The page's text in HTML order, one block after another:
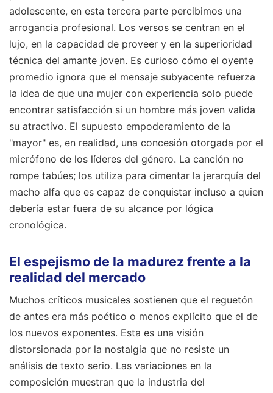
adolescente, en esta tercera parte percibimos una
arrogancia profesional. Los versos se centran en el
lujo, en la capacidad de proveer y en la superioridad
técnica del amante joven. Es curioso cómo el oyente
promedio ignora que el mensaje subyacente refuerza
la idea de que una mujer con experiencia solo puede
encontrar satisfacción si un hombre más joven valida
su atractivo. El supuesto empoderamiento de la
"mayor" es, en realidad, una concesión otorgada por el
micrófono de los líderes del género. La canción no
rompe tabúes; los utiliza para cimentar la jerarquía del
macho alfa que es capaz de conquistar incluso a quien
debería estar fuera de su alcance por lógica
cronológica.
El espejismo de la madurez frente a la
realidad del mercado
Muchos críticos musicales sostienen que el reguetón
de antes era más poético o menos explícito que el de
los nuevos exponentes. Esta es una visión
distorsionada por la nostalgia que no resiste un
análisis de texto serio. Las variaciones en la
composición muestran que la industria del